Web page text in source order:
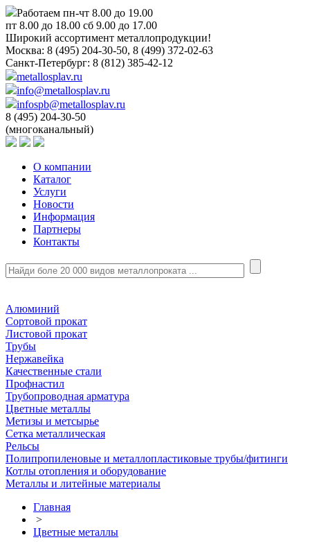
Работаем пн-чт 8.00 до 19.00
пт 8.00 до 18.00 сб 9.00 до 17.00
Широкий ассортимент металлопродукции!
Москва: 8 (495) 204-30-50, 8 (499) 372-02-63
Санкт-Петербург: 8 (812) 385-42-12
metallosplav.ru
info@metallosplav.ru
infospb@metallosplav.ru
8 (495) 204-30-50
(многоканальный)
О компании
Каталог
Услуги
Новости
Информация
Партнеры
Контакты
Алюминий
Сортовой прокат
Листовой прокат
Трубы
Нержавейка
Качественные стали
Профнастил
Трубопроводная арматура
Цветные металлы
Метизы и метсырье
Сетка металлическая
Рельсы
Полипропиленовые и металлопластиковые трубы/фитинги
Котлы отопления и оборудование
Металлы и литейные материалы
Главная
>
Цветные металлы